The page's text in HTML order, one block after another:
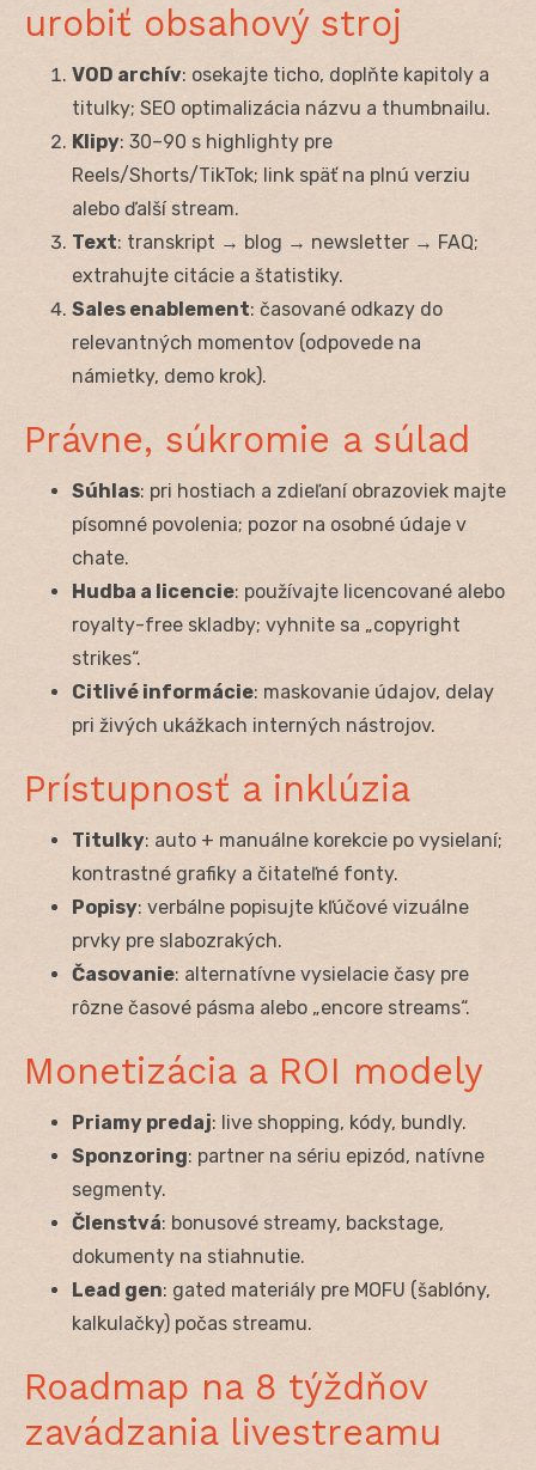
urobiť obsahový stroj
VOD archív: osekajte ticho, doplňte kapitoly a
titulky; SEO optimalizácia názvu a thumbnailu.
Klipy: 30–90 s highlighty pre
Reels/Shorts/TikTok; link späť na plnú verziu
alebo ďalší stream.
Text: transkript → blog → newsletter → FAQ;
extrahujte citácie a štatistiky.
Sales enablement: časované odkazy do
relevantných momentov (odpovede na
námietky, demo krok).
Právne, súkromie a súlad
Súhlas: pri hostiach a zdieľaní obrazoviek majte
písomné povolenia; pozor na osobné údaje v
chate.
Hudba a licencie: používajte licencované alebo
royalty-free skladby; vyhnite sa „copyright
strikes“.
Citlivé informácie: maskovanie údajov, delay
pri živých ukážkach interných nástrojov.
Prístupnosť a inklúzia
Titulky: auto + manuálne korekcie po vysielaní;
kontrastné grafiky a čitateľné fonty.
Popisy: verbálne popisujte kľúčové vizuálne
prvky pre slabozrakých.
Časovanie: alternatívne vysielacie časy pre
rôzne časové pásma alebo „encore streams“.
Monetizácia a ROI modely
Priamy predaj: live shopping, kódy, bundly.
Sponzoring: partner na sériu epizód, natívne
segmenty.
Členstvá: bonusové streamy, backstage,
dokumenty na stiahnutie.
Lead gen: gated materiály pre MOFU (šablóny,
kalkulačky) počas streamu.
Roadmap na 8 týždňov
zavádzania livestreamu